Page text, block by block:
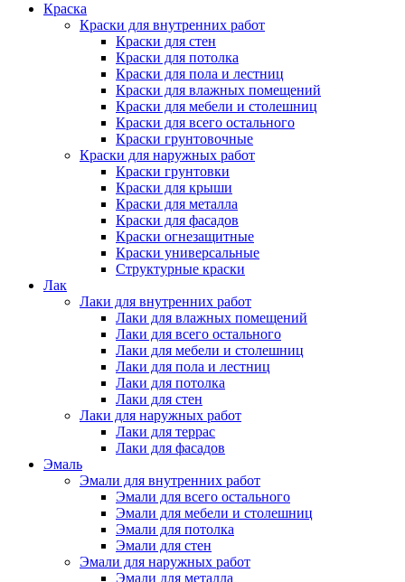
Краска
Краски для внутренних работ
Краски для стен
Краски для потолка
Краски для пола и лестниц
Краски для влажных помещений
Краски для мебели и столешниц
Краски для всего остального
Краски грунтовочные
Краски для наружных работ
Краски грунтовки
Краски для крыши
Краски для металла
Краски для фасадов
Краски огнезащитные
Краски универсальные
Структурные краски
Лак
Лаки для внутренних работ
Лаки для влажных помещений
Лаки для всего остального
Лаки для мебели и столешниц
Лаки для пола и лестниц
Лаки для потолка
Лаки для стен
Лаки для наружных работ
Лаки для террас
Лаки для фасадов
Эмаль
Эмали для внутренних работ
Эмали для всего остального
Эмали для мебели и столешниц
Эмали для потолка
Эмали для стен
Эмали для наружных работ
Эмали для металла